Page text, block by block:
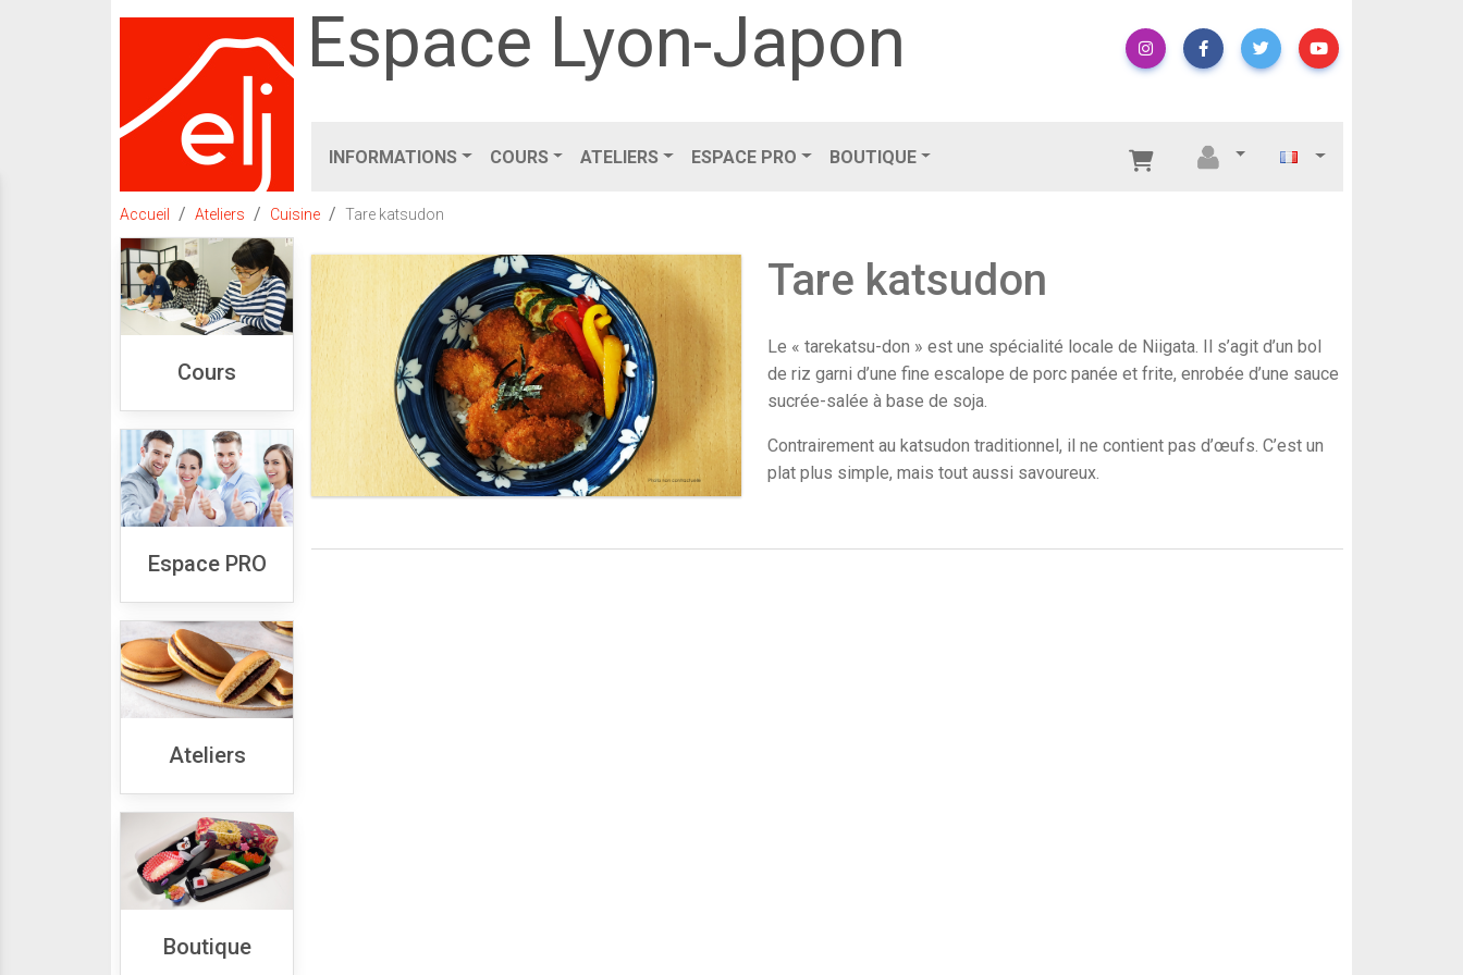
Espace Lyon-Japon
INFORMATIONS COURS ATELIERS ESPACE PRO BOUTIQUE
Accueil Ateliers Cuisine Tare katsudon
Cours
Espace PRO
Ateliers
Boutique
Tare katsudon
Le « tarekatsu-don » est une spécialité locale de Niigata. Il s’agit d’un bol
de riz garni d’une fine escalope de porc panée et frite, enrobée d’une sauce
sucrée-salée à base de soja.
Contrairement au katsudon traditionnel, il ne contient pas d’œufs. C’est un
plat plus simple, mais tout aussi savoureux.